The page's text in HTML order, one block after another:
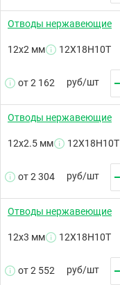
Отводы нержавеющие
12х2 мм 12Х18Н10Т
от 2 162 руб/шт
Отводы нержавеющие
12х2.5 мм 12Х18Н10Т
от 2 304 руб/шт
Отводы нержавеющие
12х3 мм 12Х18Н10Т
от 2 552 руб/шт